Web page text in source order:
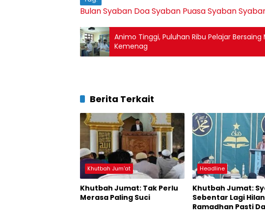
Bulan Syaban Doa Syaban Puasa Syaban
Animo Tinggi, Puluhan Ribu Pelajar
Kemenag
Berita Terkait
Khutbah Jum'at
Khutbah Jumat: Tak Perlu
Merasa Paling Suci
Headline
Khutbah Jumat:
Sebentar Lagi
Ramadhan Pasti